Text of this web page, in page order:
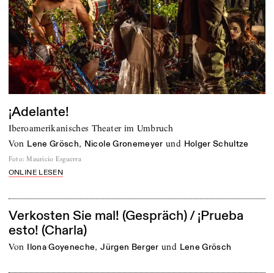
¡Adelante!
Iberoamerikanisches Theater im Umbruch
von Lene Grösch, Nicole Gronemeyer und Holger Schultze
Foto: Mauricio Esguerra
ONLINE LESEN
Verkosten Sie mal! (Gespräch) / ¡Prueba
esto! (Charla)
von Ilona Goyeneche,Jürgen Berger und Lene Grösch